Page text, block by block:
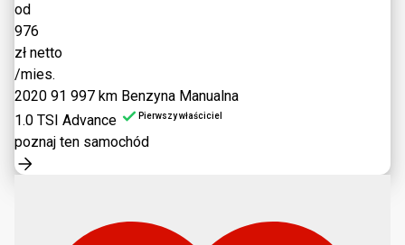
od
976
zł netto
/mies.
2020 91 997 km Benzyna Manualna
1.0 TSI Advance
Pierwszy właściciel
poznaj ten samochód